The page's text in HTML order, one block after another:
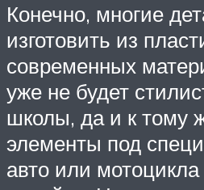
Конечно, многие
изготовить из
современных
уже не будет
школы, да и к тому
элементы под
авто или мотоцикла